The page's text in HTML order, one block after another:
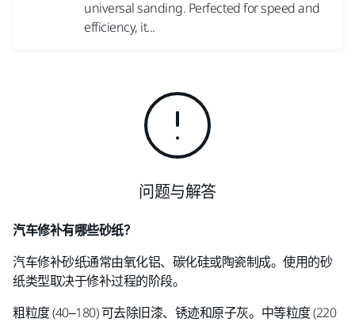
universal sanding. Perfected for speed and
efficiency, it...
问题与解答
汽车修补有哪些砂纸？
汽车修补砂纸通常由氧化铝、碳化硅或陶瓷制成。使用的砂
纸类型取决于修补过程的阶段。
粗粒度 (40–180) 可去除旧漆、锈迹和原子灰。中等粒度 (220